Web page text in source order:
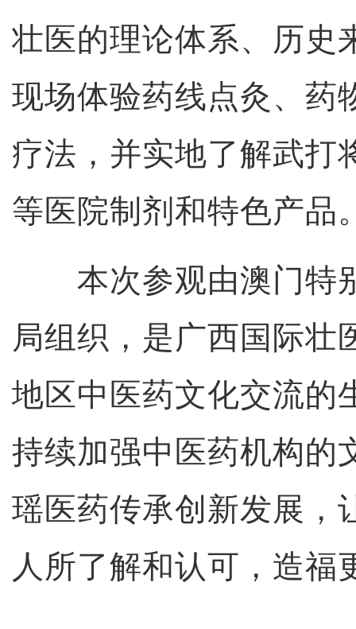
壮医的理论体系、历史
现场体验药线点灸、药
疗法，并实地了解武打
等医院制剂和特色产品
本次参观由澳门特
局组织，是广西国际壮
地区中医药文化交流的
持续加强中医药机构的
瑶医药传承创新发展，
人所了解和认可，造福